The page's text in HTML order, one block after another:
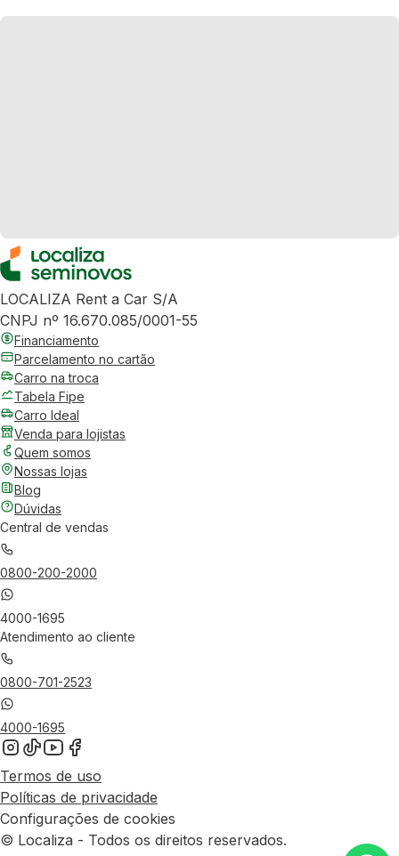
LOCALIZA Rent a Car S/A
CNPJ nº 16.670.085/0001-55
Financiamento
Parcelamento no cartão
Carro na troca
Tabela Fipe
Carro Ideal
Venda para lojistas
Quem somos
Nossas lojas
Blog
Dúvidas
Central de vendas
0800-200-2000
4000-1695
Atendimento ao cliente
0800-701-2523
4000-1695
Termos de uso
Políticas de privacidade
Configurações de cookies
© Localiza - Todos os direitos reservados.